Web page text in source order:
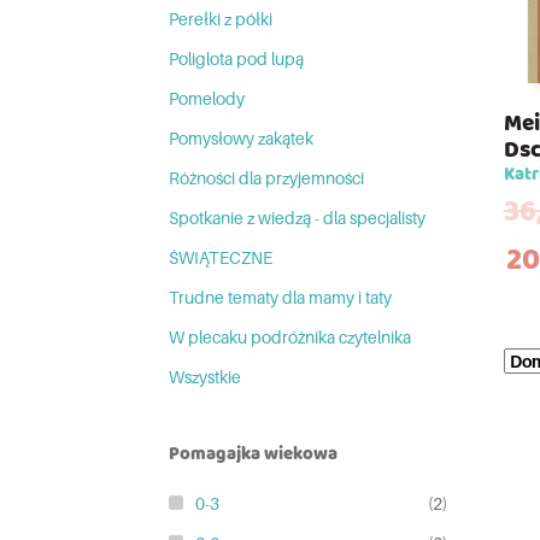
Perełki z półki
Poliglota pod lupą
Pomelody
Pomysłowy zakątek
Różności dla przyjemności
Spotkanie z wiedzą - dla specjalisty
ŚWIĄTECZNE
Trudne tematy dla mamy i taty
W plecaku podróżnika czytelnika
Wszystkie
Pomagajka wiekowa
0-3
(2)